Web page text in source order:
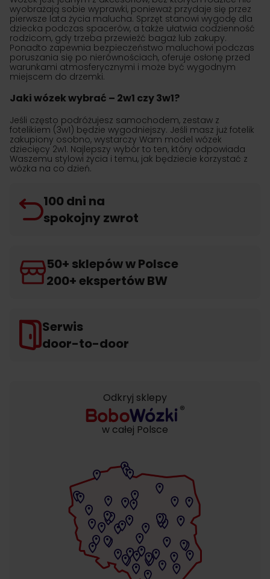
wyobrażają sobie wyprawki, ponieważ przydaje się przez
pierwsze lata życia malucha. Sprzęt stanowi wygodę dla
dziecka podczas spacerów, a także ułatwia codzienność
rodzicom, gdy trzeba przewieźć bagaż lub zakupy.
Ponadto zapewnia bezpieczeństwo maluchowi podczas
poruszania się po nierównościach, oferuje osłonę przed
warunkami atmosferycznymi i może być wygodnym
miejscem do drzemki.
Jaki wózek wybrać – 2w1 czy 3w1?
Jeśli często podróżujesz samochodem, zestaw z
fotelikiem (3w1) będzie wygodniejszy. Jeśli masz już fotelik
zakupiony osobno, wystarczy Wam model wózek
dziecięcy 2w1. Najlepszy wybór to ten, który odpowiada
Waszemu stylowi życia i temu, jak będziecie korzystać z
wózka na co dzień.
100 dni na
spokojny zwrot
50+ sklepów w Polsce
200+ ekspertów BW
Serwis
door-to-door
Odkryj sklepy
w całej Polsce